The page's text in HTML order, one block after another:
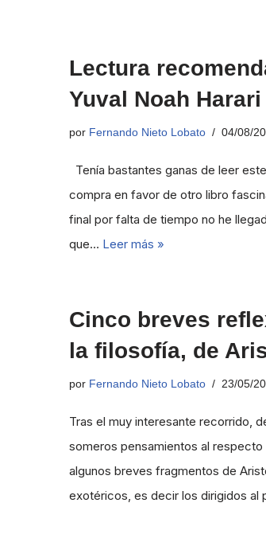
Lectura
Yuval Noah Harari
por Fernando Nieto Lobato 04/08/
Tenía bastantes ganas de leer
compra en favor de otro libro
final por falta de tiempo no he
que… Leer más »
Cinco breves
la filosofía, de
por Fernando Nieto Lobato 23/05/
Tras el muy interesante recorrido,
someros pensamientos al
algunos breves fragmentos de
exotéricos, es decir los dirigidos al